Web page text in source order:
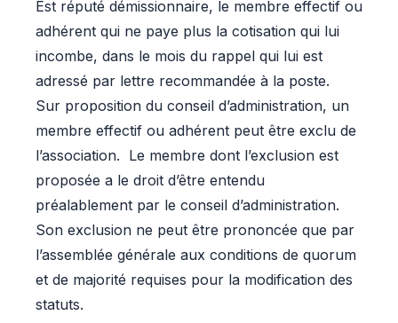
Est réputé démissionnaire, le membre effectif ou
adhérent qui ne paye plus la cotisation qui lui
incombe, dans le mois du rappel qui lui est
adressé par lettre recommandée à la poste.
Sur proposition du conseil d’administration, un
membre effectif ou adhérent peut être exclu de
l’association. Le membre dont l’exclusion est
proposée a le droit d’être entendu
préalablement par le conseil d’administration.
Son exclusion ne peut être prononcée que par
l’assemblée générale aux conditions de quorum
et de majorité requises pour la modification des
statuts.